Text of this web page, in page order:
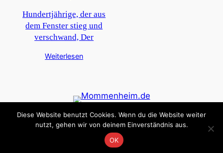
Hundertjährige, der aus
dem Fenster stieg und
verschwand, Der
Weiterlesen
DatenschutzImpressum
Diese Website benutzt Cookies. Wenn du die Website weiter
nutzt, gehen wir von deinem Einverständnis aus.
OK